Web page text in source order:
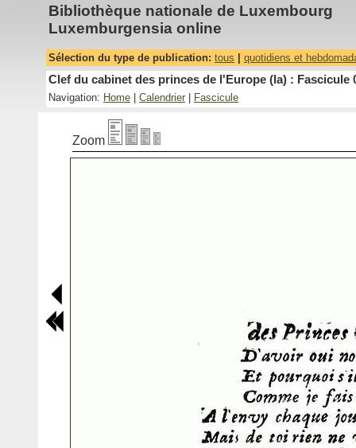
Bibliothèque nationale de Luxembourg
Luxemburgensia online
Sélection du type de publication: tous quotidiens et
Clef du cabinet des princes de l'Europe (la) : Fascicule
Navigation: Home Calendrier Fascicule
Zoom